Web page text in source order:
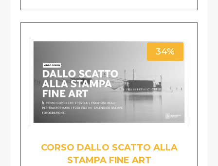
34%
CORSO DALLO SCATTO ALLA
STAMPA FINE ART